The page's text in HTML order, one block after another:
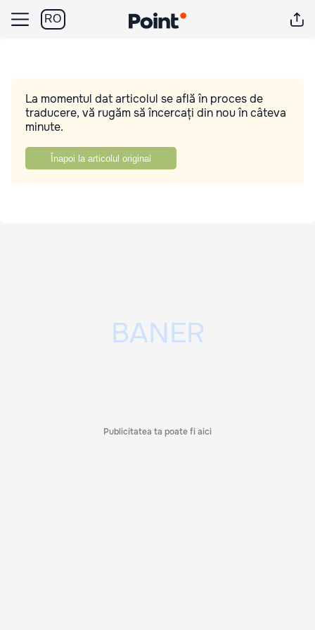
RO
La momentul dat articolul se află în proces de
traducere, vă rugăm să încercați din nou în câteva
minute.
Înapoi la articolul original
Publicitatea ta poate fi aici